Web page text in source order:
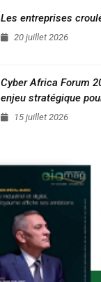
Les entreprises
20 juillet 2026
Cyber Africa Forum
enjeu stratégique
15 juillet 2026